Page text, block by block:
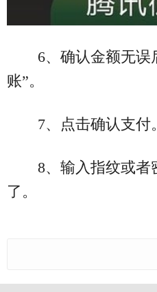
6、确认金额无误
账”。
7、点击确认支付。
8、输入指纹或者
了。